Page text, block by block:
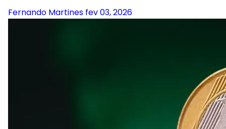
Fernando Martines fev 03, 2026